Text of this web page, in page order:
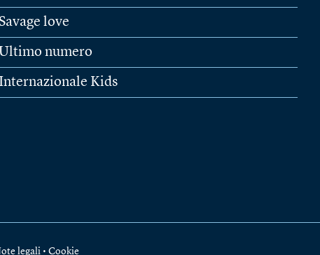
love
Ultimo numero
Internazionale Kids
legali • Cookie